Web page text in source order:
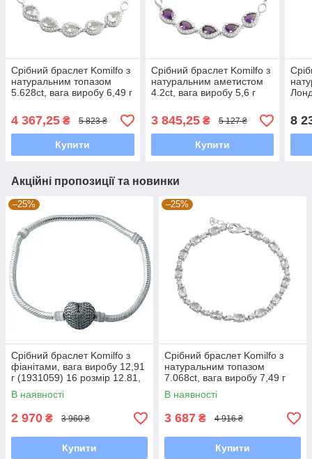
Срібний браслет Komilfo з
натуральним топазом
5.628ct, вага виробу 6,49 г
4 367,25 ₴ 5 823 ₴
Купити
Срібний браслет Komilfo з
натуральним аметистом
4.2ct, вага виробу 5,6 г
3 845,25₴ 5 127 ₴
Купити
г
8
Акційні пропозиції та новинки
–25%
Срібний браслет Komilfo з
фіанітами, вага виробу 12,91
г (1931059) 16 розмір 12.81,
17 см
В наявності
2 970 ₴ 3 960 ₴
Купити
–25%
Срібний браслет Komilfo з
натуральним топазом
7.068ct, вага виробу 7,49 г
(2092940) 1720 розмір
В наявності
3 687 ₴ 4 916 ₴
Купити